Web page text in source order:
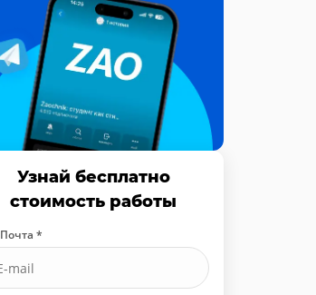
Узнай бесплатно
стоимость работы
Почта *